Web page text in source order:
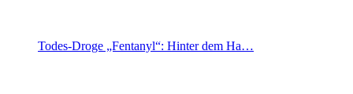
Todes-Droge „Fentanyl“: Hinter dem Ha…